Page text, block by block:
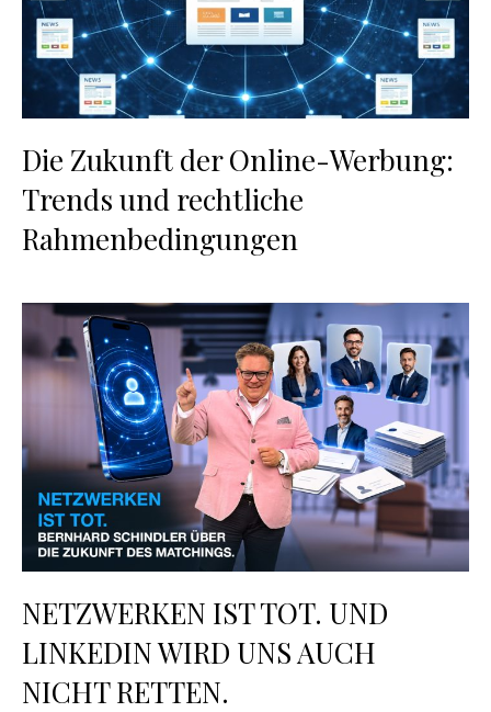
Die Zukunft der Online-Werbung:
Trends und rechtliche
Rahmenbedingungen
NETZWERKEN IST TOT. UND
LINKEDIN WIRD UNS AUCH
NICHT RETTEN.